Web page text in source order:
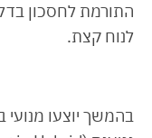
התורמת לחסכון
לנוח קצת.